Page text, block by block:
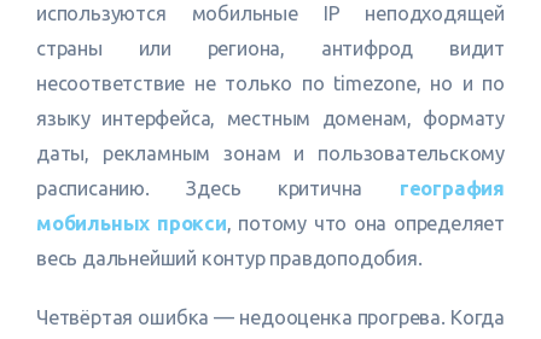
используются мобильные IP неподходящей
страны или региона, антифрод видит
несоответствие не только по timezone, но и по
языку интерфейса, местным доменам, формату
даты, рекламным зонам и пользовательскому
расписанию. Здесь критична география
мобильных прокси, потому что она определяет
весь дальнейший контур правдоподобия.
Четвёртая ошибка — недооценка прогрева. Когда